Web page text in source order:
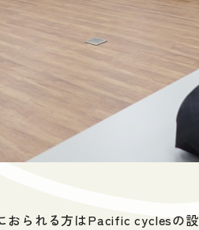
られる方はPacific cyclesの